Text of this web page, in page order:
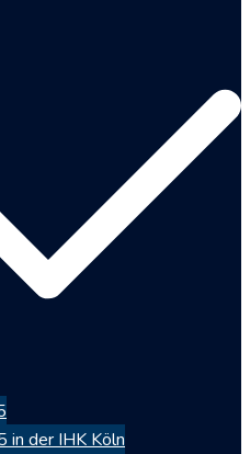
in der IHK Köln